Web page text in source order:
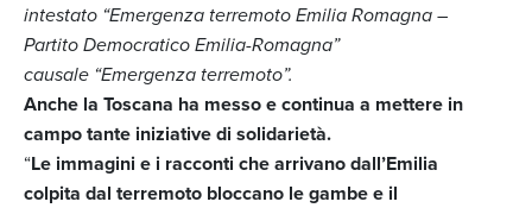
intestato “Emergenza terremoto Emilia Romagna –
Partito Democratico Emilia-Romagna”
causale “Emergenza terremoto”.
Anche la Toscana ha messo e continua a mettere in
campo tante iniziative di solidarietà.
“Le immagini e i racconti che arrivano dall’Emilia
colpita dal terremoto bloccano le gambe e il